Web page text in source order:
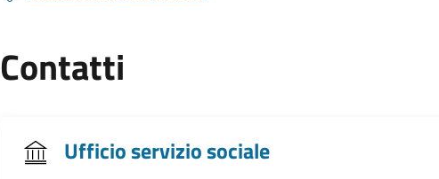
Contatti
Ufficio servizio sociale